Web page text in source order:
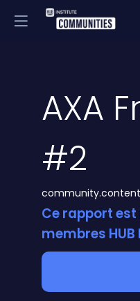
AXA
#2
Ce rapport
membres